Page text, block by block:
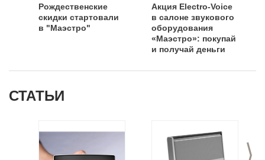
Рождественские
скидки стартовали
в "Маэстро"
Акция Electro-Voice
в салоне звукового
оборудования
«Маэстро»: покупай
и получай деньги
СТАТЬИ
>